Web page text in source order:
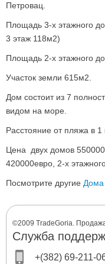
Петровац.
Площадь 3-х этажного
3 этаж 118м2)
Площадь 2-х этажного
Участок земли 615м2.
Дом состоит из 7
видом на море.
Расстояние от пляжа в 1
Цена двух домов
420000евро, 2-х
Посмотрите другие Дома
©2009 TradeGoria.
Служба
+(382) 69-211-